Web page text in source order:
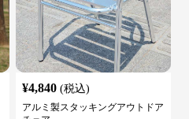
¥4,840 (税込)
アルミ製スタッキングアウトドア